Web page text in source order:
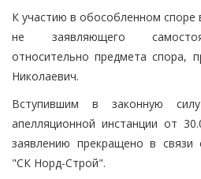
К участию в обособленном споре
не заявляющего
относительно предмета спора,
Николаевич.
Вступившим в законную
апелляционной инстанции от
заявлению прекращено в связи
"СК Норд-Строй".